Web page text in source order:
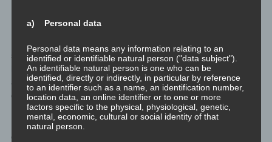
selbst heikel. Ich bin meiner Bequemlichkeit halber geimpft. Ich
habe auch im März 2020 schon gesagt: “Wenn ich nach Ägypten
ans Rote Meer auf Urlaub fliegen kann, dann lasse ich mich
dafür sogar impfen!”
Derzeit sieht es danach aus, dass ich als vollständig Geimpfter
genau das tun könnte.
a) Personal data
Personal data means any information relating to an
identified or identifiable natural person ("data subject").
An identifiable natural person is one who can be
identified, directly or indirectly, in particular by reference
to an identifier such as a name, an identification number,
location data, an online identifier or to one or more
factors specific to the physical, physiological, genetic,
mental, economic, cultural or social identity of that
natural person.